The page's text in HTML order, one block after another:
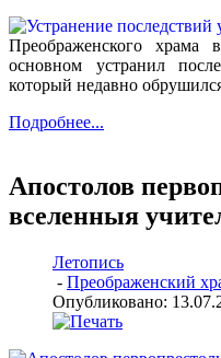
Преображенского храма
основном устранил
который недавно
Подробнее...
Апостолов
вселенныя
Летопись
- Преображенский
Опубликовано: